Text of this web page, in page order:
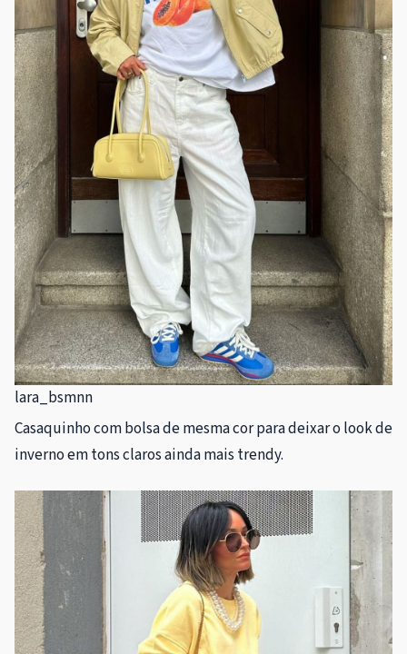
lara_bsmnn
Casaquinho com bolsa de mesma cor para deixar o look de
inverno em tons claros ainda mais trendy.